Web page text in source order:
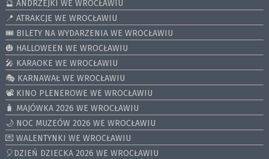
🔮 ANDRZEJKI WE WROCŁAWIU
📍 ATRAKCJE WE WROCŁAWIU
🎟️ BILETY NA WYDARZENIA WE WROCŁAWIU
🎃 HALLOWEEN WE WROCŁAWIU
🎤 KARAOKE WE WROCŁAWIU
🎭 KARNAWAŁ WE WROCŁAWIU
📽️ KINO PLENEROWE WE WROCŁAWIU
🧳 MAJÓWKA 2026 WE WROCŁAWIU
🌙 NOC MUZEÓW 2026 WE WROCŁAWIU
💌 WALENTYNKI WE WROCŁAWIU
🎈DZIEŃ DZIECKA 2026 WE WROCŁAWIU